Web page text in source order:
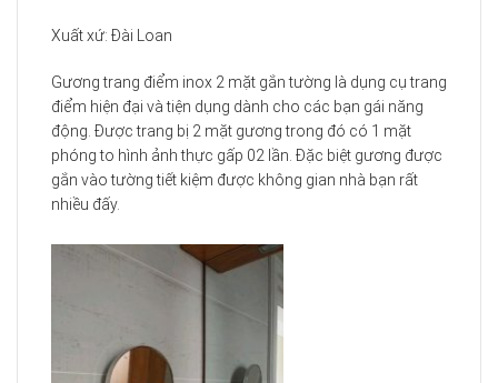
Xuất xứ: Đài Loan
Gương trang điểm inox 2 mặt gắn tường là dụng cụ trang
điểm hiện đại và tiện dụng dành cho các bạn gái năng
động. Được trang bị 2 mặt gương trong đó có 1 mặt
phóng to hình ảnh thực gấp 02 lần. Đặc biệt gương được
gắn vào tường tiết kiệm được không gian nhà bạn rất
nhiều đấy.